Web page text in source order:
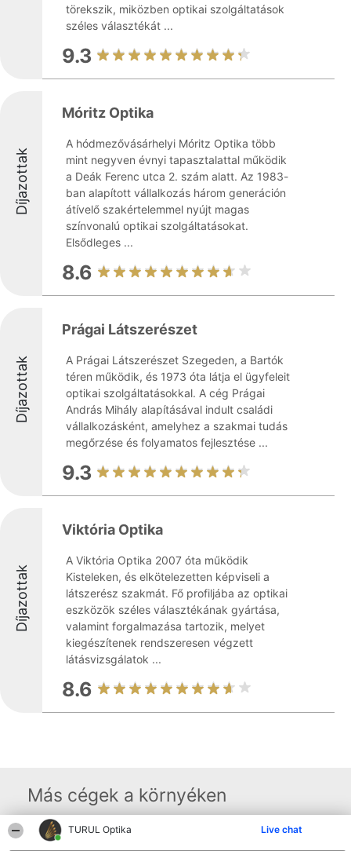
TURUL Optika Live chat
törekszik, miközben optikai szolgáltatások
széles választékát ...
9.3
Díjazottak
Móritz Optika
A hódmezővásárhelyi Móritz Optika több
mint negyven évnyi tapasztalattal működik
a Deák Ferenc utca 2. szám alatt. Az 1983-
ban alapított vállalkozás három generáción
átívelő szakértelemmel nyújt magas
színvonalú optikai szolgáltatásokat.
Elsődleges ...
8.6
Díjazottak
Prágai Látszerészet
A Prágai Látszerészet Szegeden, a Bartók
téren működik, és 1973 óta látja el ügyfeleit
optikai szolgáltatásokkal. A cég Prágai
András Mihály alapításával indult családi
vállalkozásként, amelyhez a szakmai tudás
megőrzése és folyamatos fejlesztése ...
9.3
Díjazottak
Viktória Optika
A Viktória Optika 2007 óta működik
Kisteleken, és elkötelezetten képviseli a
látszerész szakmát. Fő profiljába az optikai
eszközök széles választékának gyártása,
valamint forgalmazása tartozik, melyet
kiegészítenek rendszeresen végzett
látásvizsgálatok ...
8.6
Más cégek a környéken
Rangsorszervező Népszavazás Elérhetőség